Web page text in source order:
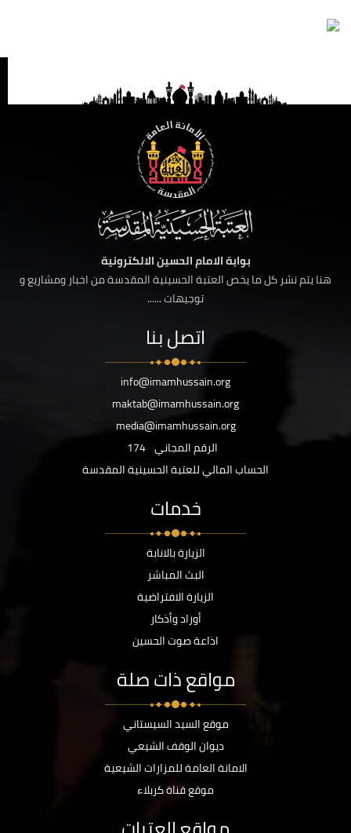
بوابة الامام الحسين الالكترونية
هنا يتم نشر كل ما يخص العتبة الحسينية المقدسة من اخبار ومشاريع و
توجيهات ......
اتصل بنا
info@imamhussain.org
maktab@imamhussain.org
media@imamhussain.org
الرقم المجاني 174
الحساب المالي للعتبة الحسينية المقدسة
خدمات
الزيارة بالانابة
البث المباشر
الزيارة الافتراضية
أوراد وأذكار
اذاعة صوت الحسين
مواقع ذات صلة
موقع السيد السيستاني
ديوان الوقف الشيعي
الامانة العامة للمزارات الشيعية
موقع قناة كربلاء